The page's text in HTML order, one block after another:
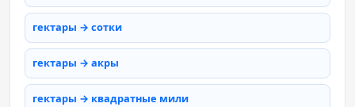
гектары → сотки
гектары → акры
гектары → квадратные мили